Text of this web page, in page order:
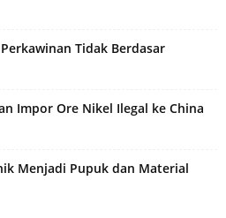
Tidak Berdasar
Impor Ore Nikel Ilegal ke China
Menjadi Pupuk dan Material